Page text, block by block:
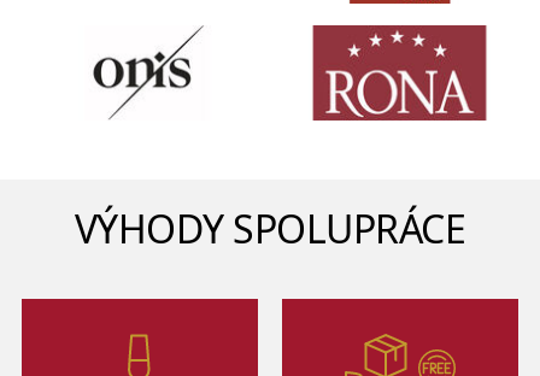
VÝHODY SPOLUPRÁCE